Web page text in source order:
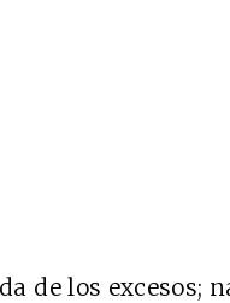
de los excesos;